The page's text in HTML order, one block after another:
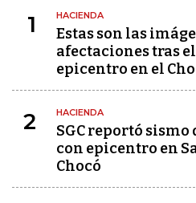
1 HACIENDA
Estas son las
afectaciones tras
epicentro en el
2 HACIENDA
SGC reportó sismo
con epicentro en
Chocó